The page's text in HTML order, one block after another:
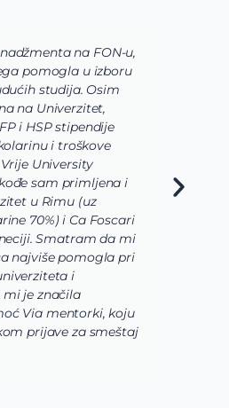
na FON-u,
pomogla u izboru
studija. Osim
na Univerzitet,
i HSP stipendije
i troškove
University
sam primljena i
u Rimu (uz
70%) i Ca Foscari
Smatram da mi
najviše pomogla pri
i
je značila
Via mentorki, koju
prijave za smeštaj